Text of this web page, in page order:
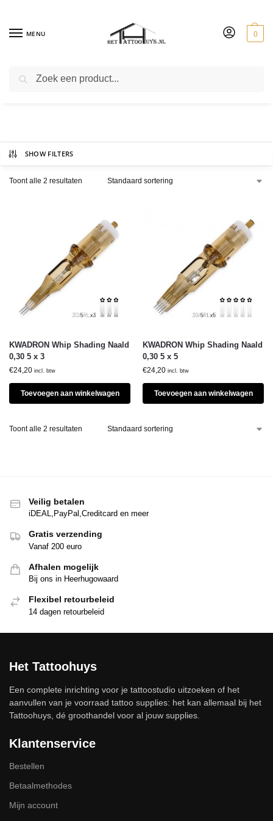
MENU 0
SHOW FILTERS
Toont alle 2 resultaten
KWADRON Whip Shading Naald
0,30 5 x 3
€24,20 incl. btw
Toevoegen aan winkelwagen
KWADRON Whip Shading Naald
0,30 5 x 5
€24,20 incl. btw
Toevoegen aan winkelwagen
Toont alle 2 resultaten
Veilig betalen
iDEAL,PayPal,Creditcard en meer
Gratis verzending
Vanaf 200 euro
Afhalen mogelijk
Bij ons in Heerhugowaard
Flexibel retourbeleid
14 dagen retourbeleid
Het Tattoohuys
Een complete inrichting voor je tattoostudio uitzoeken of het
aanvullen van je voorraad tattoo supplies: het kan allemaal bij het
Tattoohuys, dé groothandel voor al jouw supplies.
Klantenservice
Bestellen
Betaalmethodes
Mijn account